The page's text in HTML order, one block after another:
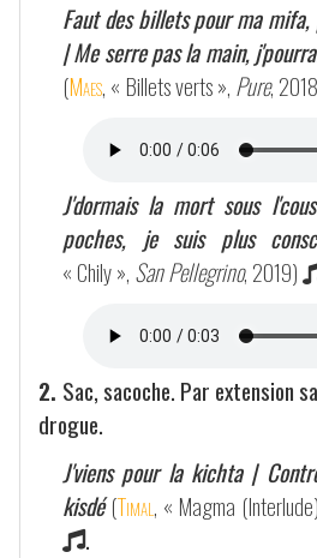
Faut des billets pour ma
| Me serre pas la main,
(Maes, « Billets verts », Pure,
J'dormais la mort sous
poches, je suis plus
« Chily », San Pellegrino, 2019)
2. Sac, sacoche. Par extension
drogue.
J'viens pour la kichta |
kisdé (Timal, « Magma
.